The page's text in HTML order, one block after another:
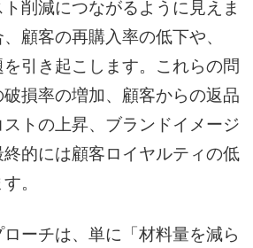
削減につながるように見えま
顧客の再購入率の低下や、
引き起こします。これらの問
損率の増加、顧客からの返品
トの上昇、ブランドイメージ
的には顧客ロイヤルティの低
。
ーチは、単に「材料量を減ら